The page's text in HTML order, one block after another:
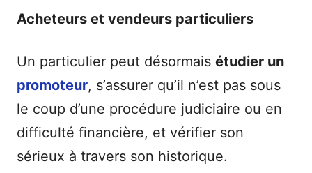
Acheteurs et vendeurs particuliers
Un particulier peut désormais étudier un
promoteur, s’assurer qu’il n’est pas sous
le coup d’une procédure judiciaire ou en
difficulté financière, et vérifier son
sérieux à travers son historique.